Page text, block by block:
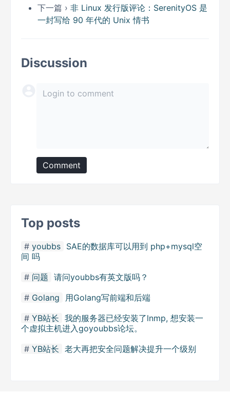
下一篇 › 非 Linux 发行版评论：SerenityOS 是
一封写给 90 年代的 Unix 情书
Discussion
Comment
Top posts
youbbs SAE的数据库可以用到 php+mysql空
间 吗
问题 请问youbbs有英文版吗？
Golang
用Golang写前端和后端
YB站长 我的服务器已经安装了lnmp, 想安装一
个虚拟主机进入goyoubbs论坛。
YB站长 老大再把安全问题解决提升一个级别